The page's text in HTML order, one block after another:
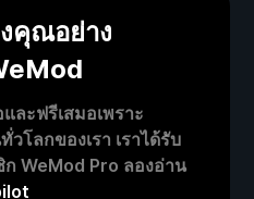
คุณอย่าง
ละฟรีเสมอเพราะ
โลกของเรา เราได้รับ
WeMod Pro ลองอ่าน